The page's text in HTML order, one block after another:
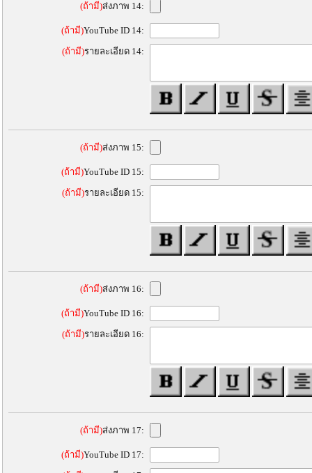
(ถ้ามี)ส่งภาพ 14:
(ถ้ามี)YouTube ID 14:
(ถ้ามี)รายละเอียด 14:
(ถ้ามี)ส่งภาพ 15:
(ถ้ามี)YouTube ID 15:
(ถ้ามี)รายละเอียด 15:
(ถ้ามี)ส่งภาพ 16:
(ถ้ามี)YouTube ID 16:
(ถ้ามี)รายละเอียด 16:
(ถ้ามี)ส่งภาพ 17:
(ถ้ามี)YouTube ID 17: